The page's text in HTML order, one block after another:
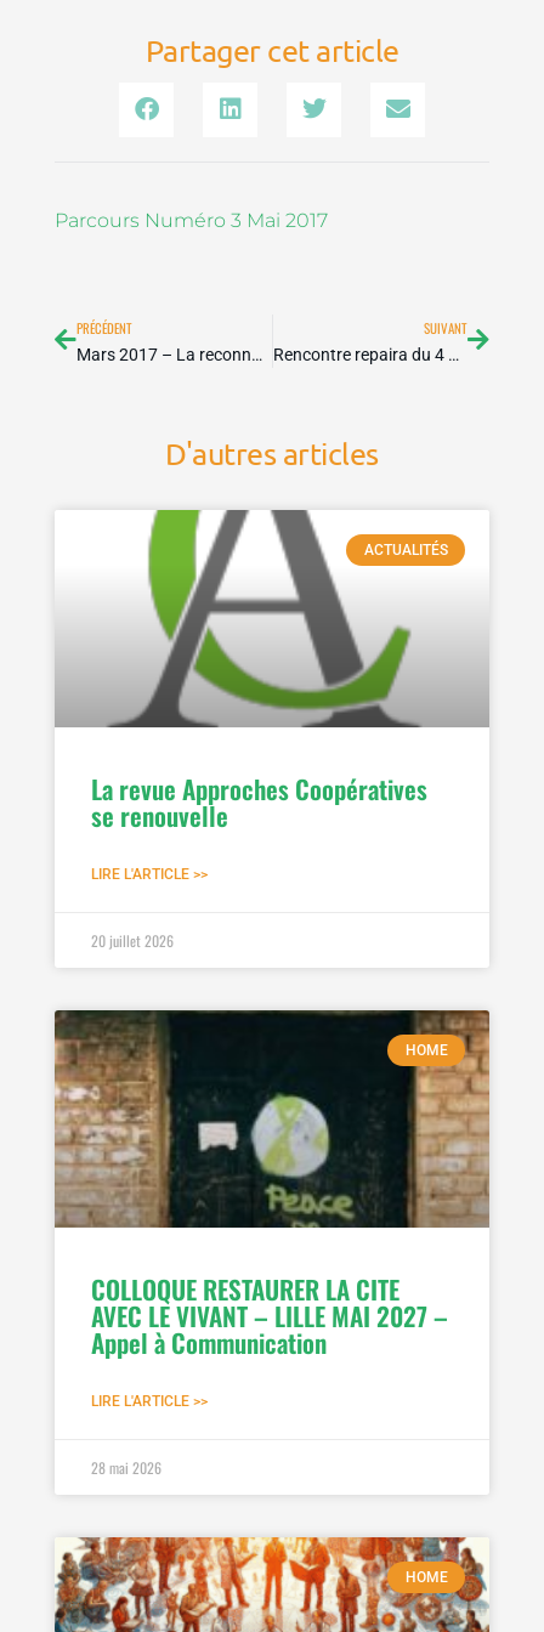
Partager cet article
Parcours Numéro 3 Mai 2017
PRÉCÉDENT
Mars 2017 – La reconnaissance de l’éthos professionnel en situation d’accompagnement de bénévoles – Florence Tardif Bourgoin
SUIVANT
Rencontre repaira du 4 Novembre 2017 sur les pratiques narratives
D'autres articles
ACTUALITÉS
La revue Approches Coopératives
se renouvelle
LIRE L'ARTICLE >>
20 juillet 2026
HOME
COLLOQUE RESTAURER LA CITE
AVEC LE VIVANT – LILLE MAI 2027 –
Appel à Communication
LIRE L'ARTICLE >>
28 mai 2026
HOME